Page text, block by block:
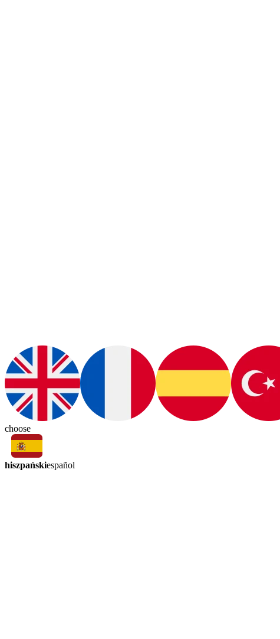
choose
hiszpańskiespañol